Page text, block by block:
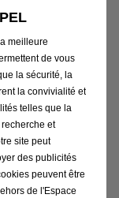
dotés
000 km
de
cette
meilleure
de vous
la sécurité, la
la convivialité et
telles que la
et
site peut
des publicités
peuvent être
de l'Espace